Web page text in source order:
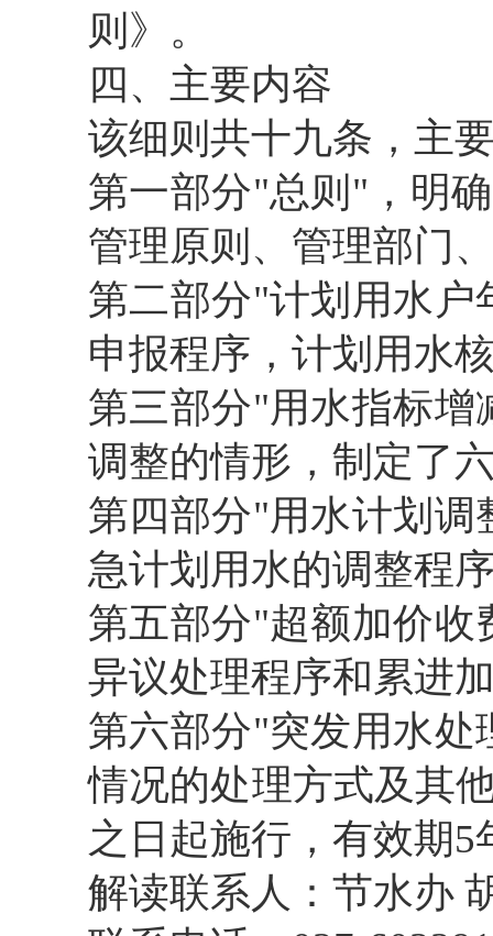
则 》。
四 、主要内容
该细则 共十九条 ，主
第一部分"总则 " ，明
管理原则、管理部门
第二部分"计划用水户
申报程序，计划用水
第三部分"用水指标增
调整的情形，制定了
第四部分"用水计划调
急计划用水的调整程
第五部分"超额加价收
异议处理程序和累进
第六部分"突发用水处
情况的处理方式及其
之日起施行 ，有效期5
解读联系人：节水办